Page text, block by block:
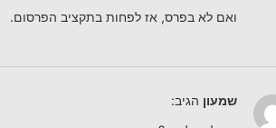
ואם לא בפרס, אז לפחות בתקציב הפרסום.
שמעון הגיב: